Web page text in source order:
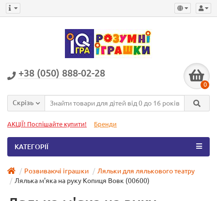
+38 (050) 888-02-28
0
Скрізь
АКЦІЇ! Поспішайте купити! Бренди
КАТЕГОРІЇ
Розвиваючі іграшки
Ляльки для лялькового театру
Лялька м'яка на руку Копиця Вовк (00600)